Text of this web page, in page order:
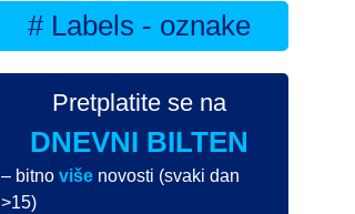
# Labels - oznake
Pretplatite se na
DNEVNI BILTEN
– bitnoviše novosti (svaki dan
>15)